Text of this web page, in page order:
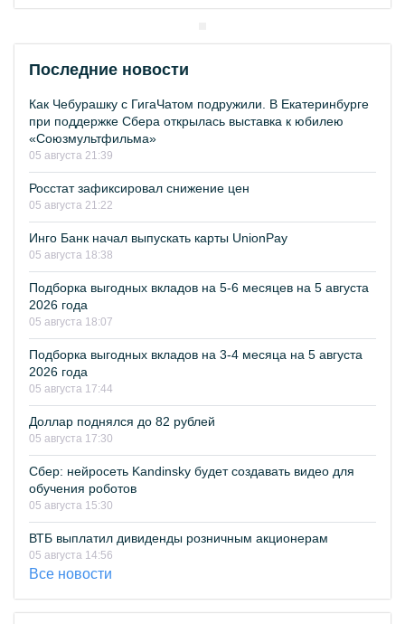
Последние новости
Как Чебурашку с ГигаЧатом подружили. В Екатеринбурге
при поддержке Сбера открылась выставка к юбилею
«Союзмультфильма»
05 августа 21:39
Росстат зафиксировал снижение цен
05 августа 21:22
Инго Банк начал выпускать карты UnionPay
05 августа 18:38
Подборка выгодных вкладов на 5-6 месяцев на 5 августа
2026 года
05 августа 18:07
Подборка выгодных вкладов на 3-4 месяца на 5 августа
2026 года
05 августа 17:44
Доллар поднялся до 82 рублей
05 августа 17:30
Сбер: нейросеть Kandinsky будет создавать видео для
обучения роботов
05 августа 15:30
ВТБ выплатил дивиденды розничным акционерам
05 августа 14:56
Все новости